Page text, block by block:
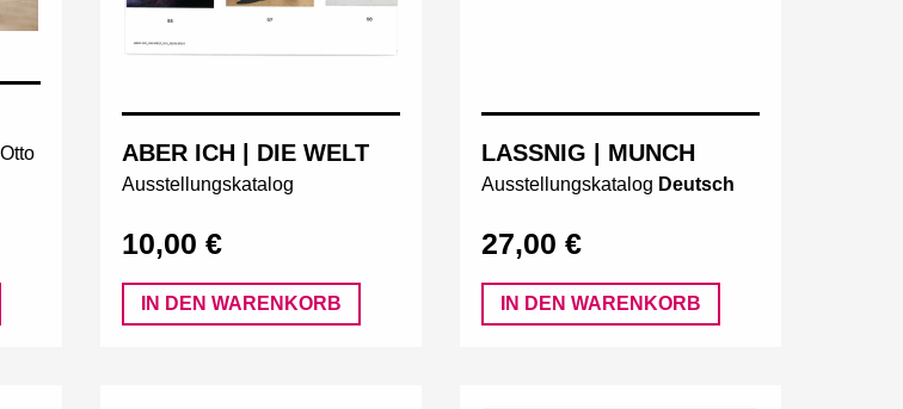
ABER ICH | DIE WELT
Ausstellungskatalog
10,00 €
IN DEN WARENKORB
LASSNIG | MUNCH
Ausstellungskatalog Deutsch
27,00 €
IN DEN WARENKORB